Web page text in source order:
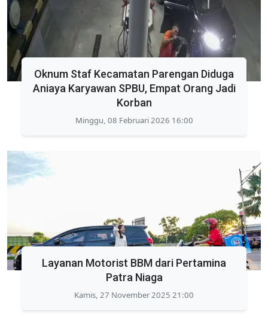
Oknum Staf Kecamatan Parengan Diduga
Aniaya Karyawan SPBU, Empat Orang Jadi
Korban
Minggu, 08 Februari 2026 16:00
Layanan Motorist BBM dari Pertamina
Patra Niaga
Kamis, 27 November 2025 21:00